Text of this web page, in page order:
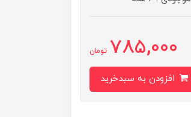
785,000 تومان